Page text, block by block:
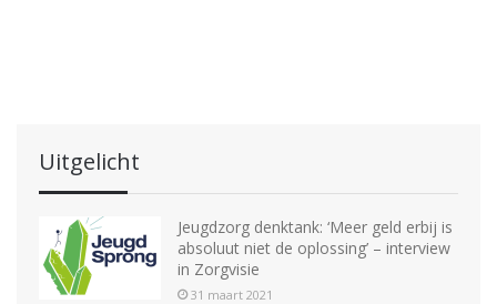
Uitgelicht
Jeugdzorg denktank: ‘Meer geld erbij is
absoluut niet de oplossing’ – interview
in Zorgvisie
31 maart 2021